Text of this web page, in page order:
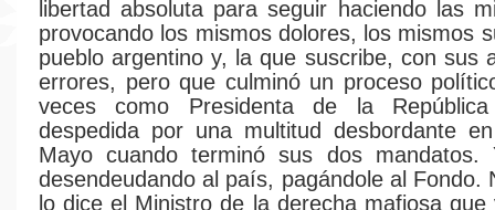
libertad absoluta para seguir haciendo las
provocando los mismos dolores, los mismos
pueblo argentino y, la que suscribe, con sus
errores, pero que culminó un proceso
veces como Presidenta de la
despedida por una multitud desbordante
Mayo cuando terminó sus dos mandatos.
desendeudando al país, pagándole al Fondo.
lo dice el Ministro de la derecha mafiosa que